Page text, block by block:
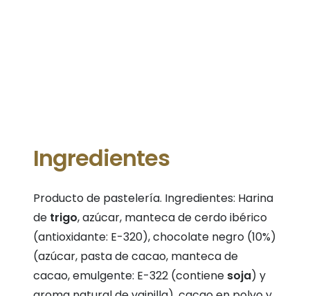
Ingredientes
Producto de pastelería. Ingredientes: Harina
de trigo, azúcar, manteca de cerdo ibérico
(antioxidante: E-320), chocolate negro (10%)
(azúcar, pasta de cacao, manteca de
cacao, emulgente: E-322 (contiene soja) y